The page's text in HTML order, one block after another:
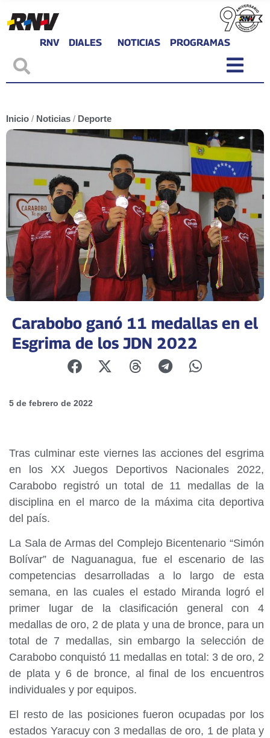
RNV DIALES NOTICIAS PROGRAMAS
Inicio / Noticias / Deporte
Carabobo ganó 11 medallas en el
Esgrima de los JDN 2022
5 de febrero de 2022
Tras culminar este viernes las acciones del esgrima
en los XX Juegos Deportivos Nacionales 2022,
Carabobo registró un total de 11 medallas de la
disciplina en el marco de la máxima cita deportiva
del país.
La Sala de Armas del Complejo Bicentenario “Simón
Bolívar” de Naguanagua, fue el escenario de las
competencias desarrolladas a lo largo de esta
semana, en las cuales el estado Miranda logró el
primer lugar de la clasificación general con 4
medallas de oro, 2 de plata y una de bronce, para un
total de 7 medallas, sin embargo la selección de
Carabobo conquistó 11 medallas en total: 3 de oro, 2
de plata y 6 de bronce, al final de los encuentros
individuales y por equipos.
El resto de las posiciones fueron ocupadas por los
estados Yaracuy con 3 medallas de oro, 1 de plata y